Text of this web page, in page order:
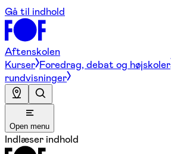
Gå til indhold
Aftenskolen
Kurser Foredrag, debat og højskoler
rundvisninger
Open menu
Indlæser indhold